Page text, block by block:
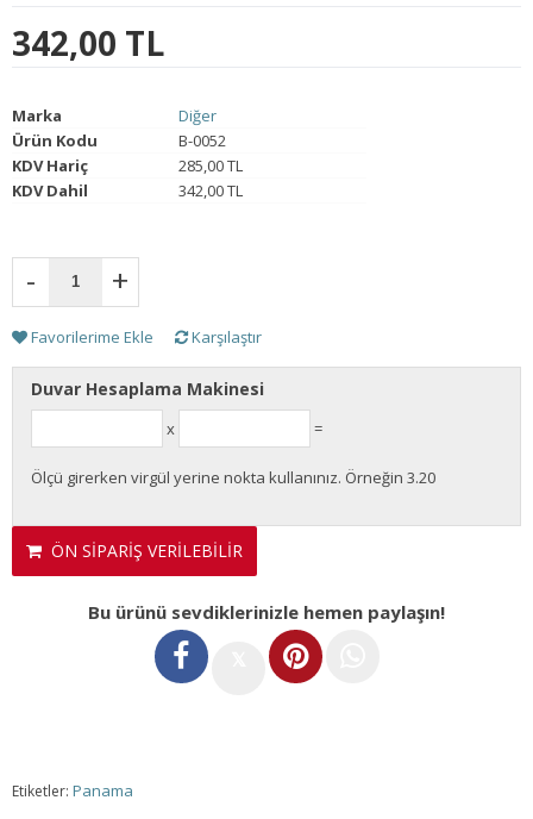
342,00 TL
Marka
Diğer
Ürün Kodu
B-0052
KDV Hariç
285,00 TL
KDV Dahil
342,00 TL
- +
Favorilerime Ekle Karşılaştır
Duvar Hesaplama Makinesi
x =
Ölçü girerken virgül yerine nokta kullanınız. Örneğin 3.20
ÖN SİPARİŞ VERİLEBİLİR
Bu ürünü sevdiklerinizle hemen paylaşın!
Etiketler: Panama